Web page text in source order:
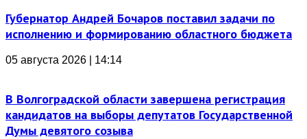
Губернатор Андрей Бочаров поставил задачи по
исполнению и формированию областного бюджета
05 августа 2026 | 14:14
В Волгоградской области завершена регистрация
кандидатов на выборы депутатов Государственной
Думы девятого созыва